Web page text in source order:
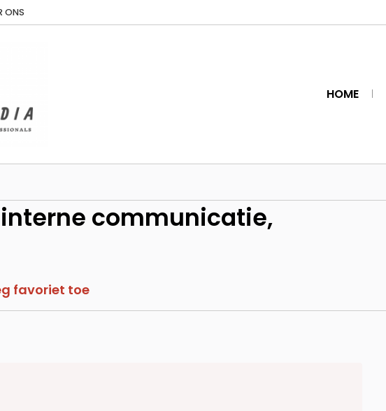
ONS
HOME
communicatie,
favoriet toe